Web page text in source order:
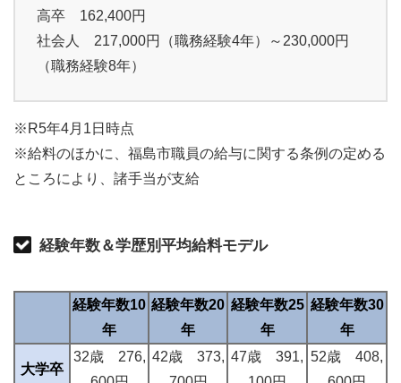
高卒 162,400円
社会人 217,000円（職務経験4年）～230,000円
（職務経験8年）
※R5年4月1日時点
※給料のほかに、福島市職員の給与に関する条例の定める
ところにより、諸手当が支給
経験年数＆学歴別平均給料モデル
経験年数10
年
経験年数20
年
経験年数25
年
経験年数30
年
大学卒
32歳 276, 42歳 373, 47歳 391, 52歳 408,